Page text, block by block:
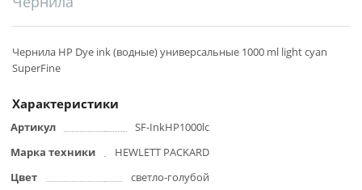
Чернила HP Dye ink (водные) универсальные 1000 ml light cyan
SuperFine
Характеристики
Артикул
SF-InkHP1000lc
Марка техники
HEWLETT PACKARD
Цвет
светло-голубой